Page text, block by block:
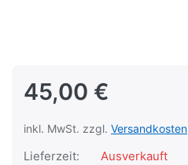
45,00 €
inkl. MwSt. zzgl. Versandkosten
Lieferzeit: Ausverkauft